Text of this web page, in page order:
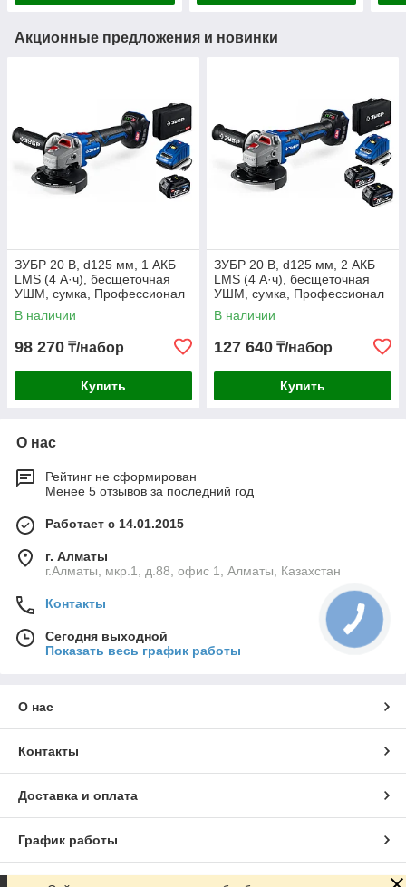
Акционные предложения и новинки
ЗУБР 20 В, d125 мм, 1 АКБ
LMS (4 А·ч), бесщеточная
УШМ, сумка, Профессионал
(AB-125-1000-41)
В наличии
98 270 ₸/набор
Купить
ЗУБР 20 В, d125 мм, 2 АКБ
LMS (4 А·ч), бесщеточная
УШМ, сумка, Профессионал
(AB-125-1000-42)
В наличии
127 640 ₸/набор
Купить
О нас
Рейтинг не сформирован
Менее 5 отзывов за последний год
Работает с 14.01.2015
г. Алматы
г.Алматы, мкр.1, д.88, офис 1, Алматы, Казахстан
Контакты
Сегодня выходной
Показать весь график работы
О нас
Контакты
Доставка и оплата
График работы